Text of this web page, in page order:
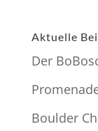
Aktuelle
Der
Boulder